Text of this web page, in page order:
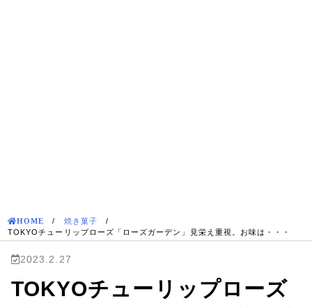
HOME / 焼き菓子 /
TOKYOチューリップローズ「ローズガーデン」見栄え重視。お味は・・・
2023.2.27
TOKYOチューリップローズ